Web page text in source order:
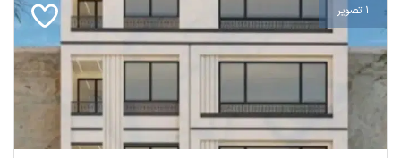
1 تصویر